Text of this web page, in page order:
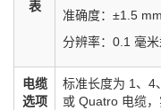
表
准确度：±1.5
分辨率：0.1 毫
电缆
选项
标准长度为 1、4
或 Quatro 电缆